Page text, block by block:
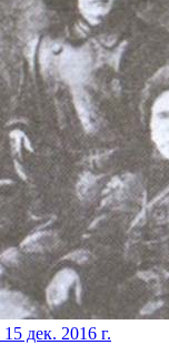
15 дек. 2016 г.